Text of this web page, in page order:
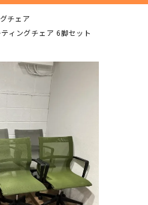
チェア
ィングチェア 6脚セット